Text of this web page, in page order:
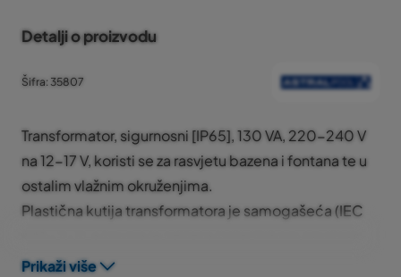
Detalji o proizvodu
Šifra: 35807
Transformator, sigurnosni [IP65], 130 VA, 220-240 V
na 12-17 V, koristi se za rasvjetu bazena i fontana te u
ostalim vlažnim okruženjima.
Plastična kutija transformatora je samogašeća (IEC
Na ovaj transformator se može priključiti reflektor(i)
Prikaži više